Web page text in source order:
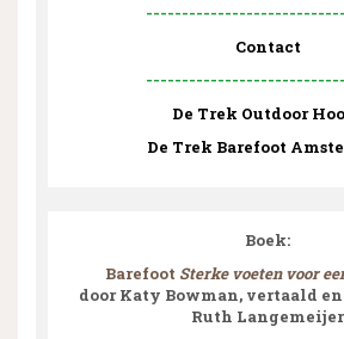
Contact
De Trek Outdoor
De Trek Barefoot
Boek:
Barefoot Sterke voeten voor
door Katy Bowman, vertaald
Ruth Langemeijer